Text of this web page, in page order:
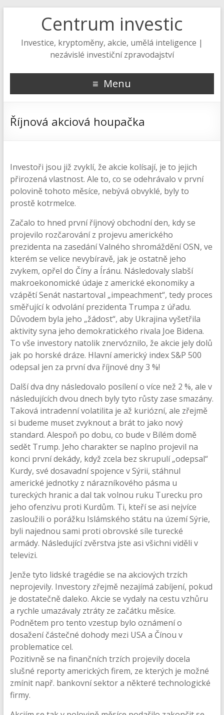
Centrum investic
Investice, kryptoměny, akcie, umělá inteligence |
nezávislé investiční zpravodajství
Menu
Říjnová akciová houpačka
Investoři jsou již zvyklí, že akcie kolísají, je to jejich
přirozená vlastnost. Ale to, co se odehrávalo v první
polovině tohoto měsíce, nebývá obvyklé, byly to
prostě kotrmelce.
Začalo to hned první říjnový obchodní den, kdy se
projevilo rozčarování z projevu amerického
prezidenta na zasedání Valného shromáždění OSN, ve
kterém se velice nevybíravě, jak je ostatně jeho
zvykem, opřel do Číny a Íránu. Následovaly slabší
makroekonomické údaje z americké ekonomiky a
vzápětí Senát nastartoval „impeachment“, tedy proces
směřující k odvolání prezidenta Trumpa z úřadu.
Důvodem byla jeho „žádost“, aby Ukrajina vyšetřila
aktivity syna jeho demokratického rivala Joe Bidena.
To vše investory natolik znervóznilo, že akcie jely dolů
jak po horské dráze. Hlavní americký index S&P 500
odepsal jen za první dva říjnové dny 3 %!
Další dva dny následovalo posílení o více než 2 %, ale v
následujících dvou dnech byly tyto růsty zase smazány.
Taková intradenní volatilita je až kuriózní, ale zřejmě
si budeme muset zvyknout a brát to jako nový
standard. Alespoň po dobu, co bude v Bílém domě
sedět Trump. Jeho charakter se naplno projevil na
konci první dekády, když zcela bez skrupulí „odepsal“
Kurdy, své dosavadní spojence v Sýrii, stáhnul
americké jednotky z nárazníkového pásma u
tureckých hranic a dal tak volnou ruku Turecku pro
jeho ofenzivu proti Kurdům. Ti, kteří se asi nejvíce
zasloužili o porážku Islámského státu na území Sýrie,
byli najednou sami proti obrovské síle turecké
armády. Následující zvěrstva jste asi všichni viděli v
televizi.
Jenže tyto lidské tragédie se na akciových trzích
neprojevily. Investory zřejmě nezajímá zabíjení, pokud
je dostatečně daleko. Akcie se vydaly na cestu vzhůru
a rychle umazávaly ztráty ze začátku měsíce.
Podnětem pro tento vzestup bylo oznámení o
dosažení částečné dohody mezi USA a Čínou v
problematice cel.
Pozitivně se na finančních trzích projevily docela
slušné reporty amerických firem, ze kterých je možné
zmínit např. bankovní sektor a některé technologické
firmy.